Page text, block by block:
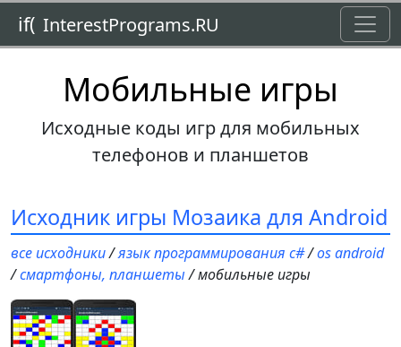
if( InterestPrograms.RU
Мобильные игры
Исходные коды игр для мобильных
телефонов и планшетов
Исходник игры Мозаика для Android
все исходники/язык программирования c#/os android
/смартфоны, планшеты/ мобильные игры